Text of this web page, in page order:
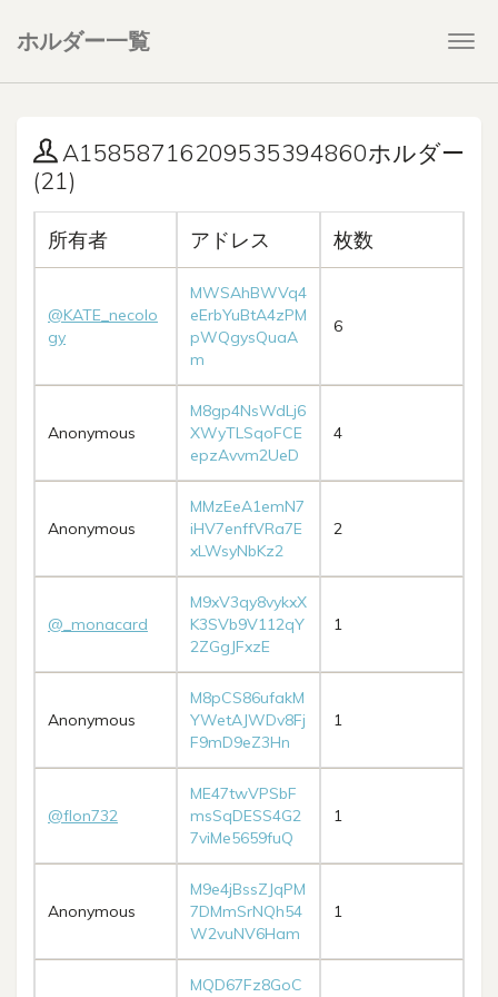
ホルダー一覧
A15858716209535394860ホルダー
(21)
所有者 アドレス 枚数
@KATE_necolo
gy
MWSAhBWVq4
eErbYuBtA4zPM
pWQgysQuaA
m
6
Anonymous
M8gp4NsWdLj6
XWyTLSqoFCE
epzAvvm2UeD
4
Anonymous
MMzEeA1emN7
iHV7enffVRa7E
xLWsyNbKz2
2
@_monacard
M9xV3qy8vykxX
K3SVb9V112qY
2ZGgJFxzE
1
Anonymous
M8pCS86ufakM
YWetAJWDv8Fj
F9mD9eZ3Hn
1
@flon732
ME47twVPSbF
msSqDESS4G2
7viMe5659fuQ
1
Anonymous
M9e4jBssZJqPM
7DMmSrNQh54
W2vuNV6Ham
1
MQD67Fz8GoC